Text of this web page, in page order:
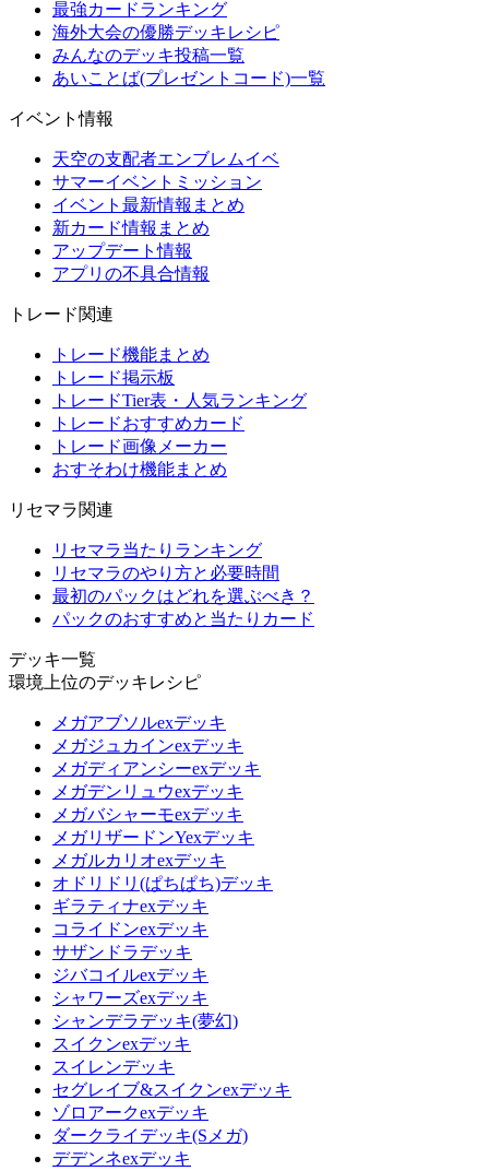
最強カードランキング
海外大会の優勝デッキレシピ
みんなのデッキ投稿一覧
あいことば(プレゼントコード)一覧
イベント情報
天空の支配者エンブレムイベ
サマーイベントミッション
イベント最新情報まとめ
新カード情報まとめ
アップデート情報
アプリの不具合情報
トレード関連
トレード機能まとめ
トレード掲示板
トレードTier表・人気ランキング
トレードおすすめカード
トレード画像メーカー
おすそわけ機能まとめ
リセマラ関連
リセマラ当たりランキング
リセマラのやり方と必要時間
最初のパックはどれを選ぶべき？
パックのおすすめと当たりカード
デッキ一覧
環境上位のデッキレシピ
メガアブソルexデッキ
メガジュカインexデッキ
メガディアンシーexデッキ
メガデンリュウexデッキ
メガバシャーモexデッキ
メガリザードンYexデッキ
メガルカリオexデッキ
オドリドリ(ぱちぱち)デッキ
ギラティナexデッキ
コライドンexデッキ
サザンドラデッキ
ジバコイルexデッキ
シャワーズexデッキ
シャンデラデッキ(夢幻)
スイクンexデッキ
スイレンデッキ
セグレイブ&スイクンexデッキ
ゾロアークexデッキ
ダークライデッキ(Sメガ)
デデンネexデッキ